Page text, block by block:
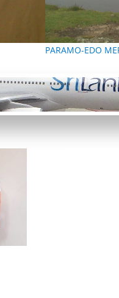
PARAMO-EDO